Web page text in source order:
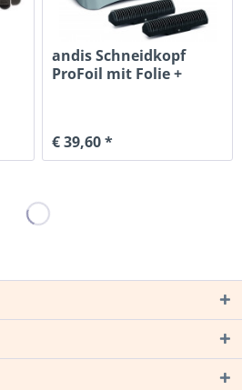
andis Schneidkopf
ProFoil mit Folie +
€ 39,60 *